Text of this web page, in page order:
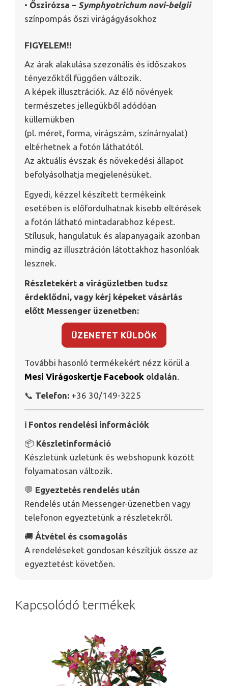
• Őszirózsa – Symphyotrichum novi-belgii
színpompás őszi virágágyásokhoz
FIGYELEM!!
Az árak alakulása szezonális és időszakos
tényezőktől függően változik.
A képek illusztrációk. Az élő növények
természetes jellegükből adódóan
küllemükben
(pl. méret, forma, virágszám, színárnyalat)
eltérhetnek a fotón láthatótól.
Az aktuális évszak és növekedési állapot
befolyásolhatja megjelenésüket.
Egyedi, kézzel készített termékeink
esetében is előfordulhatnak kisebb eltérések
a fotón látható mintadarabhoz képest.
Stílusuk, hangulatuk és alapanyagaik azonban
mindig az illusztráción látottakhoz hasonlóak
lesznek.
Részletekért a virágüzletben tudsz
érdeklődni, vagy kérj képeket vásárlás
előtt Messenger üzenetben:
ÜZENETET KÜLDÖK
További hasonló termékekért nézz körül a
Mesi Virágoskertje Facebook oldalán.
📞 Telefon: +36 30/149-3225
ℹ️ Fontos rendelési információk
📦 Készletinformáció
Készletünk üzletünk és webshopunk között
folyamatosan változik.
💬 Egyeztetés rendelés után
Rendelés után Messenger-üzenetben vagy
telefonon egyeztetünk a részletekről.
🚚 Átvétel és csomagolás
A rendeléseket gondosan készítjük össze az
egyeztetést követően.
Kapcsolódó termékek